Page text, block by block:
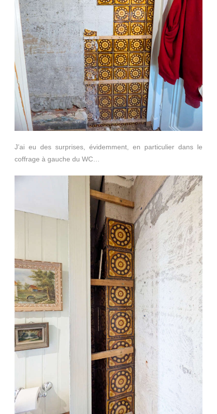
J’ai eu des surprises, évidemment, en particulier dans le
coffrage à gauche du WC…